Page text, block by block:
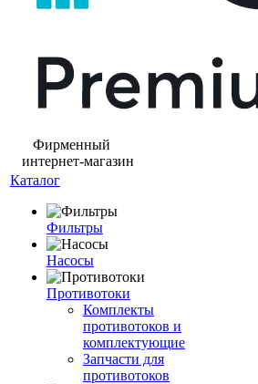
Фирменный
интернет-магазин
Каталог
Фильтры
Насосы
Противотоки
Комплекты
противотоков и
комплектующие
Запчасти для
противотоков